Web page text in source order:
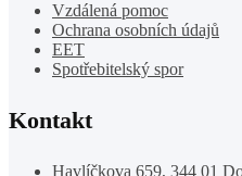
Vzdálená pomoc
Ochrana osobních údajů
EET
Spotřebitelský spor
Kontakt
Havlíčkova 659, 344 01